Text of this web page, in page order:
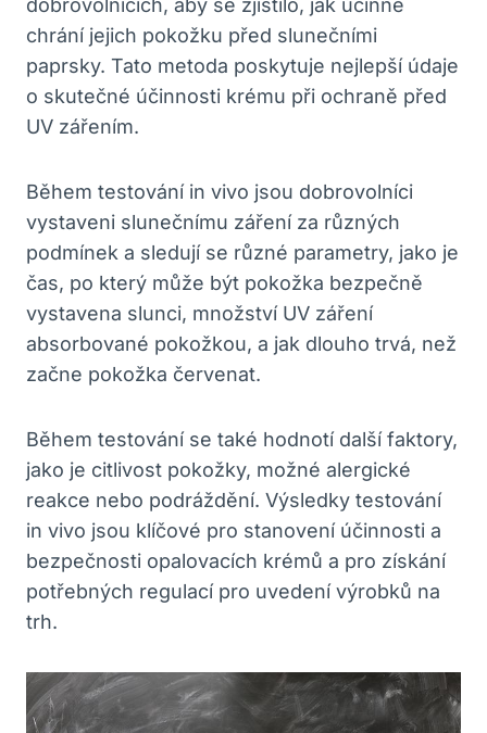
dobrovolnících, aby se zjistilo, jak účinně ​
chrání jejich pokožku před ⁤slunečními
paprsky. Tato metoda poskytuje ​nejlepší údaje
o skutečné účinnosti krému při ochraně před
‍UV zářením.
Během testování in⁢ vivo‌ jsou dobrovolníci​
vystaveni slunečnímu ​záření za⁣ různých
podmínek a ⁣sledují‌ se různé ‌parametry, jako⁤ je
‍čas, po který může být pokožka bezpečně
vystavena slunci, množství UV záření ​
absorbované pokožkou, a jak dlouho trvá, než
začne pokožka červenat.
Během testování se také‌ hodnotí další faktory,⁣
jako je citlivost pokožky, možné ‍alergické
‍reakce nebo podráždění. Výsledky testování
in vivo jsou klíčové pro ⁤stanovení účinnosti a
bezpečnosti opalovacích⁢ krémů a pro získání
potřebných regulací pro uvedení⁤ výrobků na
trh.